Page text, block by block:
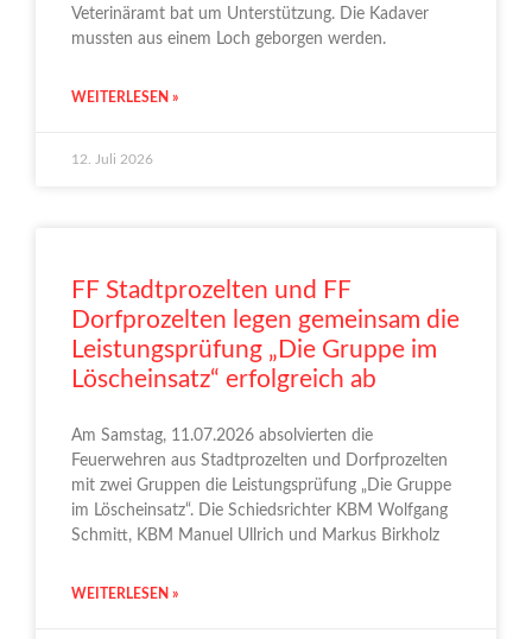
Veterinäramt bat um Unterstützung. Die Kadaver
mussten aus einem Loch geborgen werden.
WEITERLESEN »
12. Juli 2026
FF Stadtprozelten und FF
Dorfprozelten legen gemeinsam die
Leistungsprüfung „Die Gruppe im
Löscheinsatz“ erfolgreich ab
Am Samstag, 11.07.2026 absolvierten die
Feuerwehren aus Stadtprozelten und Dorfprozelten
mit zwei Gruppen die Leistungsprüfung „Die Gruppe
im Löscheinsatz“. Die Schiedsrichter KBM Wolfgang
Schmitt, KBM Manuel Ullrich und Markus Birkholz
WEITERLESEN »